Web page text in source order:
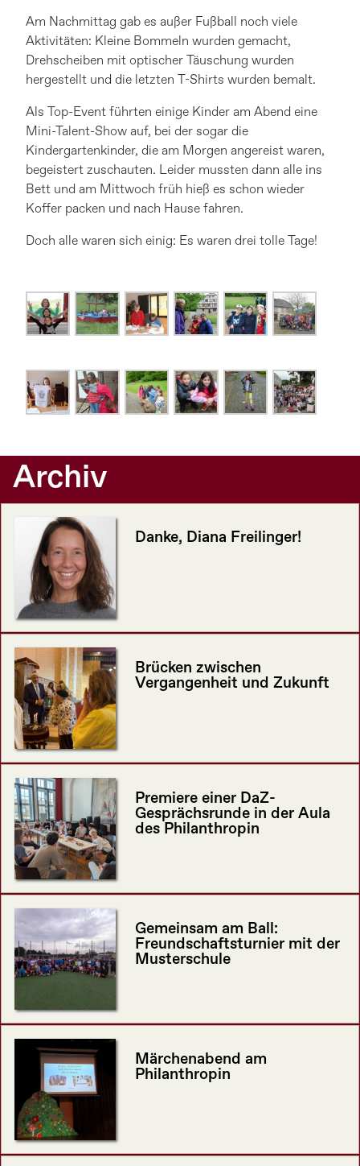
Am Nachmittag gab es außer Fußball noch viele
Aktivitäten: Kleine Bommeln wurden gemacht,
Drehscheiben mit optischer Täuschung wurden
hergestellt und die letzten T-Shirts wurden bemalt.
Als Top-Event führten einige Kinder am Abend eine
Mini-Talent-Show auf, bei der sogar die
Kindergartenkinder, die am Morgen angereist waren,
begeistert zuschauten. Leider mussten dann alle ins
Bett und am Mittwoch früh hieß es schon wieder
Koffer packen und nach Hause fahren.
Doch alle waren sich einig: Es waren drei tolle Tage!
Archiv
Danke, Diana Freilinger!
Brücken zwischen
Vergangenheit und Zukunft
Premiere einer DaZ-
Gesprächsrunde in der Aula
des Philanthropin
Gemeinsam am Ball:
Freundschaftsturnier mit der
Musterschule
Märchenabend am
Philanthropin